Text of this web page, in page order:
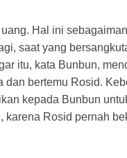
Hal ini
saat yang
itu, kata Bunbun,
bertemu Rosid.
kepada Bunbun
Rosid pernah